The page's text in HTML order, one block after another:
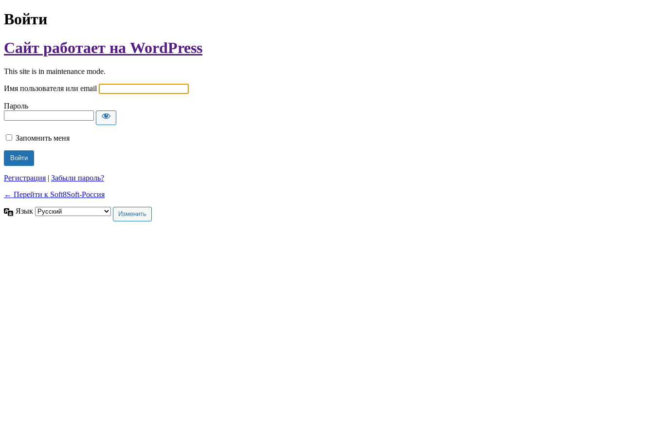
Войти
Сайт работает на WordPress
This site is in maintenance mode.
Имя пользователя или email
Пароль
Запомнить меня
Регистрация | Забыли пароль?
← Перейти к Soft8Soft-Россия
Язык